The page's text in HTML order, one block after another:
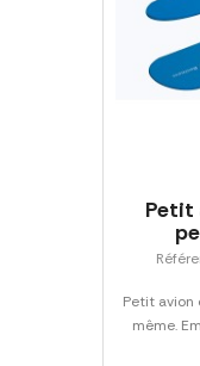
Petit
Petit avion
même.